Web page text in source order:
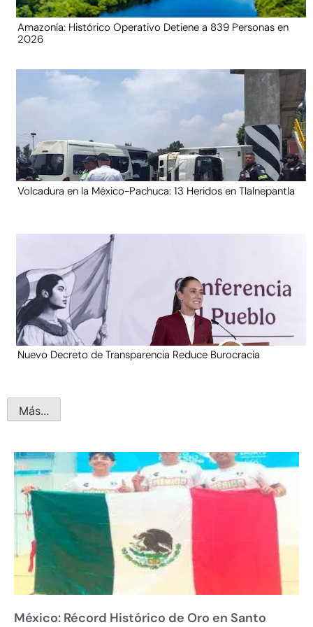
Amazonía: Histórico Operativo Detiene a 839 Personas en
2026
Volcadura en la México-Pachuca: 13 Heridos en Tlalnepantla
Nuevo Decreto de Transparencia Reduce Burocracia
Más...
México: Récord Histórico de Oro en Santo